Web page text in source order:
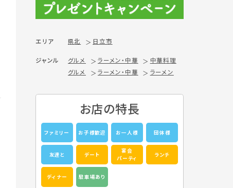
エリア 県北 日立市
ジャンル グルメ ラーメン・中華
中華料理
グルメ
ラーメン・中華 ラーメン
お店の特長
ファミリー お子様歓迎 お一人様 団体様
友達と デート
宴会
パーティ
ランチ
ディナー 駐車場あり